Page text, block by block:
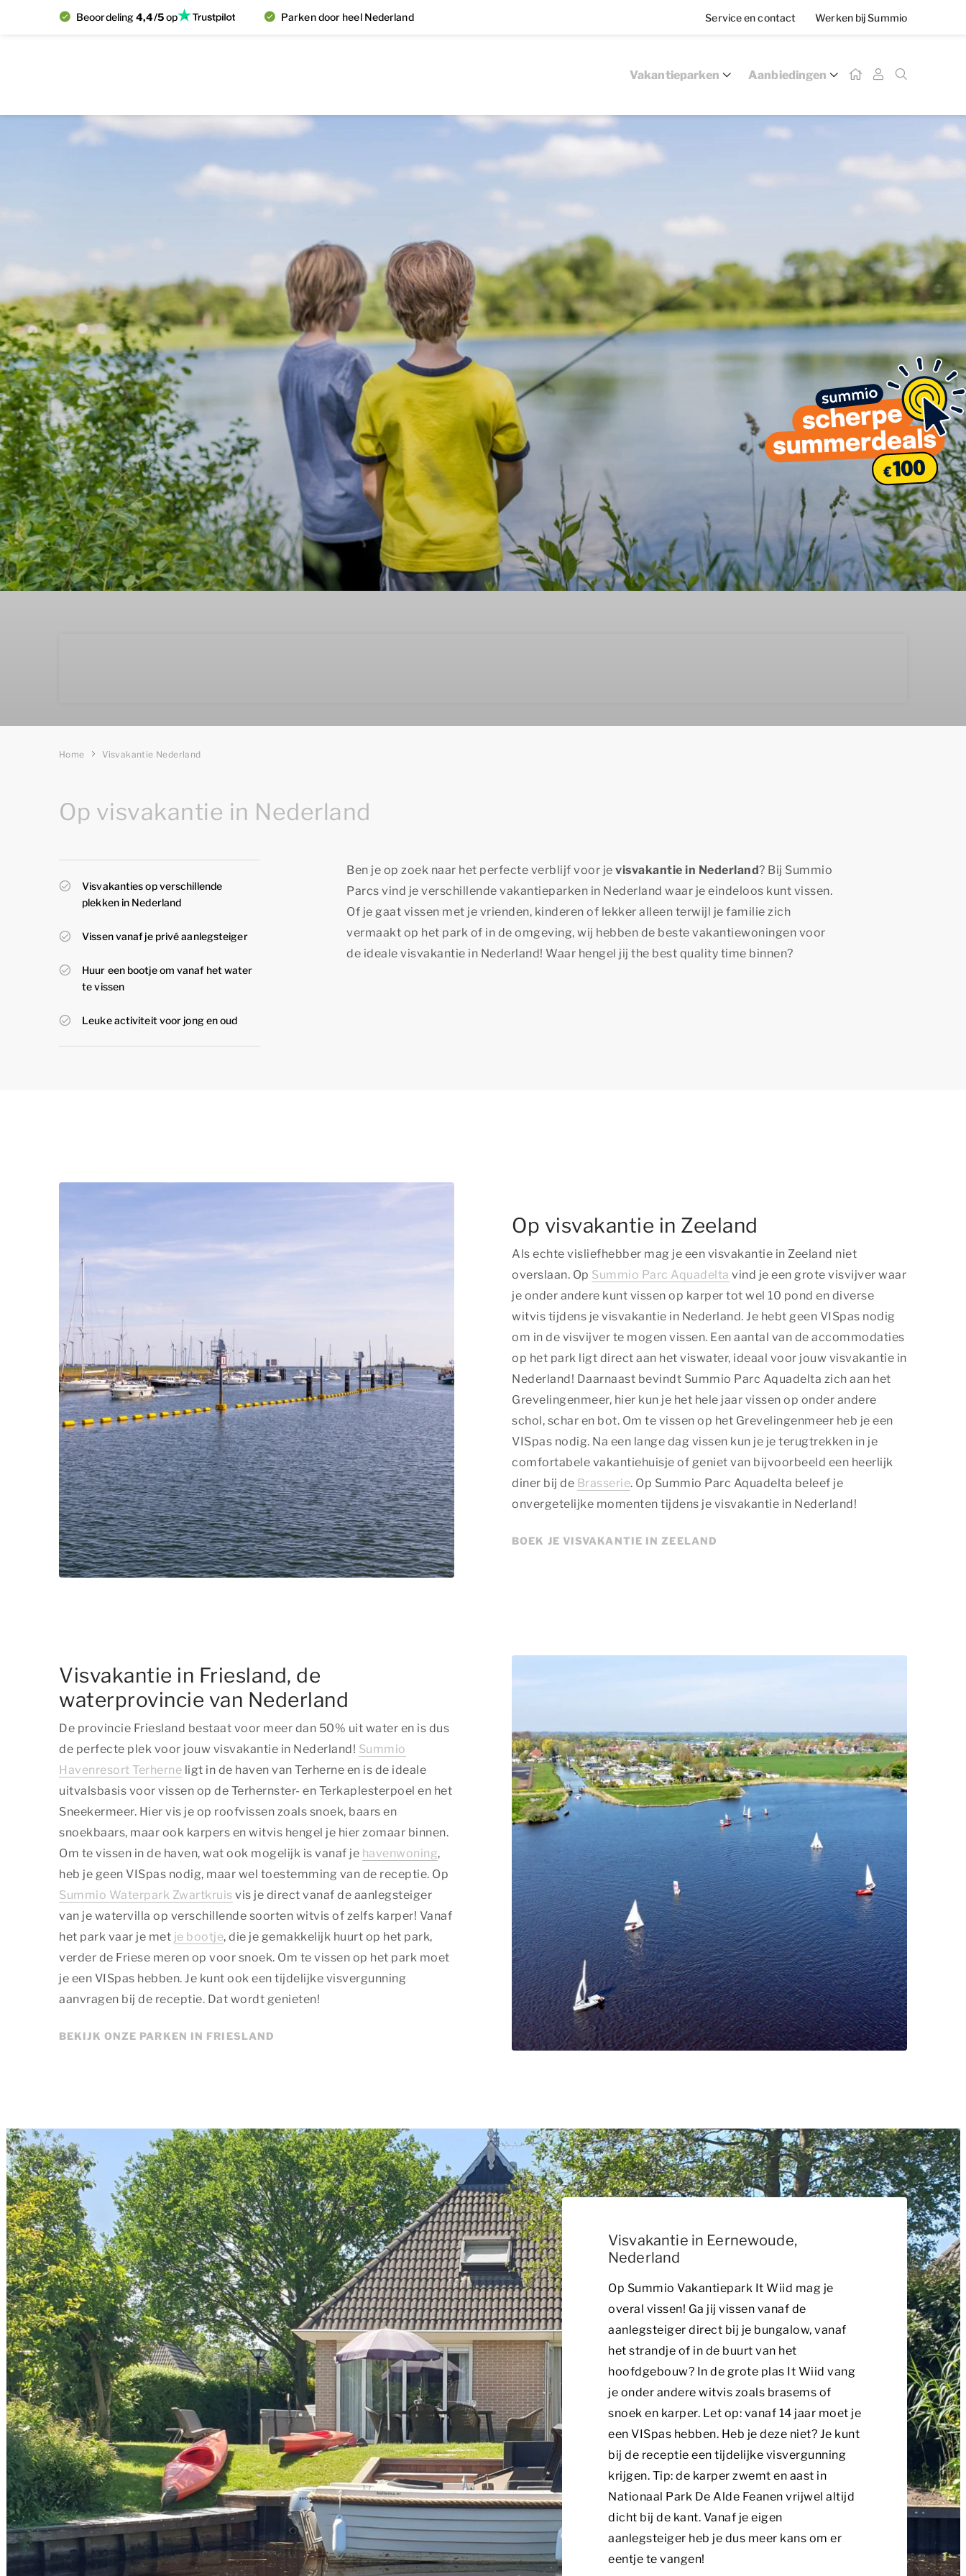
Beoordeling4,4/5op Parken door heel Nederland Service en contact Werken bij Summio
Vakantieparken Aanbiedingen
Home Visvakantie Nederland
Op visvakantie in Nederland
Visvakanties op verschillende
plekken in Nederland
Vissen vanaf je privé aanlegsteiger
Huur een bootje om vanaf het water
te vissen
Leuke activiteit voor jong en oud
Ben je op zoek naar het perfecte verblijf voor je visvakantie in Nederland? Bij Summio
Parcs vind je verschillende vakantieparken in Nederland waar je eindeloos kunt vissen.
Of je gaat vissen met je vrienden, kinderen of lekker alleen terwijl je familie zich
vermaakt op het park of in de omgeving, wij hebben de beste vakantiewoningen voor
de ideale visvakantie in Nederland! Waar hengel jij the best quality time binnen?
Op visvakantie in Zeeland
Als echte visliefhebber mag je een visvakantie in Zeeland niet
overslaan. Op Summio Parc Aquadelta vind je een grote visvijver waar
je onder andere kunt vissen op karper tot wel 10 pond en diverse
witvis tijdens je visvakantie in Nederland. Je hebt geen VISpas nodig
om in de visvijver te mogen vissen. Een aantal van de accommodaties
op het park ligt direct aan het viswater, ideaal voor jouw visvakantie in
Nederland! Daarnaast bevindt Summio Parc Aquadelta zich aan het
Grevelingenmeer, hier kun je het hele jaar vissen op onder andere
schol, schar en bot. Om te vissen op het Grevelingenmeer heb je een
VISpas nodig. Na een lange dag vissen kun je je terugtrekken in je
comfortabele vakantiehuisje of geniet van bijvoorbeeld een heerlijk
diner bij de Brasserie. Op Summio Parc Aquadelta beleef je
onvergetelijke momenten tijdens je visvakantie in Nederland!
BOEK JE VISVAKANTIE IN ZEELAND
Visvakantie in Friesland, de
waterprovincie van Nederland
De provincie Friesland bestaat voor meer dan 50% uit water en is dus
de perfecte plek voor jouw visvakantie in Nederland! Summio
Havenresort Terherne ligt in de haven van Terherne en is de ideale
uitvalsbasis voor vissen op de Terhernster- en Terkaplesterpoel en het
Sneekermeer. Hier vis je op roofvissen zoals snoek, baars en
snoekbaars, maar ook karpers en witvis hengel je hier zomaar binnen.
Om te vissen in de haven, wat ook mogelijk is vanaf je havenwoning,
heb je geen VISpas nodig, maar wel toestemming van de receptie. Op
Summio Waterpark Zwartkruis vis je direct vanaf de aanlegsteiger
van je watervilla op verschillende soorten witvis of zelfs karper! Vanaf
het park vaar je met je bootje, die je gemakkelijk huurt op het park,
verder de Friese meren op voor snoek. Om te vissen op het park moet
je een VISpas hebben. Je kunt ook een tijdelijke visvergunning
aanvragen bij de receptie. Dat wordt genieten!
BEKIJK ONZE PARKEN IN FRIESLAND
Visvakantie in Eernewoude,
Nederland
Op Summio Vakantiepark It Wiid mag je
overal vissen! Ga jij vissen vanaf de
aanlegsteiger direct bij je bungalow, vanaf
het strandje of in de buurt van het
hoofdgebouw? In de grote plas It Wiid vang
je onder andere witvis zoals brasems of
snoek en karper. Let op: vanaf 14 jaar moet je
een VISpas hebben. Heb je deze niet? Je kunt
bij de receptie een tijdelijke visvergunning
krijgen. Tip: de karper zwemt en aast in
Nationaal Park De Alde Feanen vrijwel altijd
dicht bij de kant. Vanaf je eigen
aanlegsteiger heb je dus meer kans om er
eentje te vangen!